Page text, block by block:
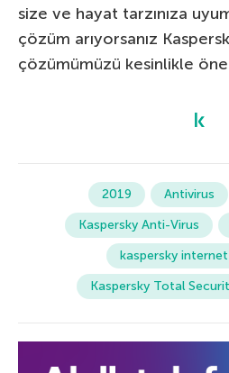
size ve hayat tarzınıza
çözüm arıyorsanız
çözümümüzü kesinlikle
2019 Antivirus
Kaspersky Anti-Virus
kaspersky
Kaspersky Total